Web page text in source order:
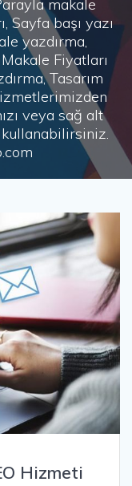
makale
Sayfa başı yazı
yazdırma,
Fiyatları
Tasarım
veya sağ alt
Hizmeti